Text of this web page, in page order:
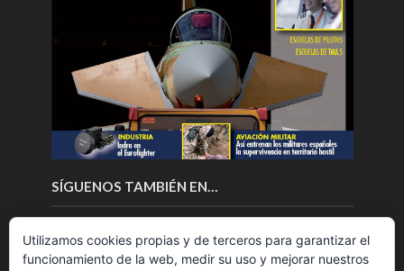
SÍGUENOS TAMBIÉN EN…
Utilizamos cookies propias y de terceros para garantizar el
funcionamiento de la web, medir su uso y mejorar nuestros